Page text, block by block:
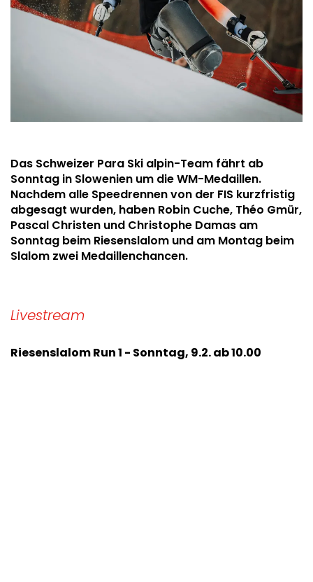
Das Schweizer Para Ski alpin-Team fährt ab
Sonntag in Slowenien um die WM-Medaillen.
Nachdem alle Speedrennen von der FIS kurzfristig
abgesagt wurden, haben Robin Cuche, Théo Gmür,
Pascal Christen und Christophe Damas am
Sonntag beim Riesenslalom und am Montag beim
Slalom zwei Medaillenchancen.
Livestream
Riesenslalom Run 1 - Sonntag, 9.2. ab 10.00